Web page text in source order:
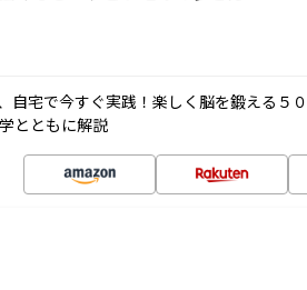
自宅で今すぐ実践！楽しく脳を鍛える５
とともに解説